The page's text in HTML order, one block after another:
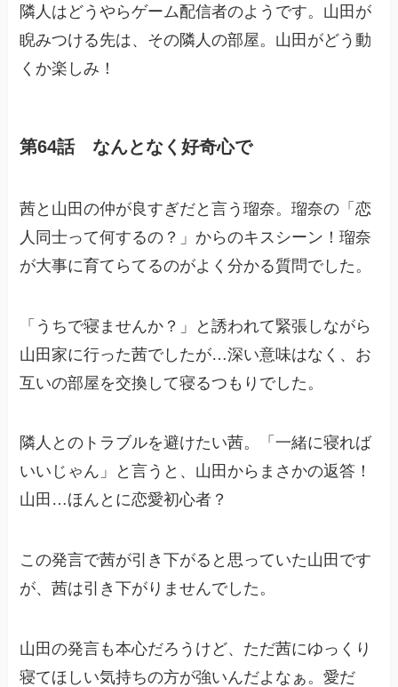
隣人はどうやらゲーム配信者のようです。山田が
睨みつける先は、その隣人の部屋。山田がどう動
くか楽しみ！
第64話 なんとなく好奇心で
茜と山田の仲が良すぎだと言う瑠奈。瑠奈の「恋
人同士って何するの？」からのキスシーン！瑠奈
が大事に育てらてるのがよく分かる質問でした。
「うちで寝ませんか？」と誘われて緊張しながら
山田家に行った茜でしたが…深い意味はなく、お
互いの部屋を交換して寝るつもりでした。
隣人とのトラブルを避けたい茜。「一緒に寝れば
いいじゃん」と言うと、山田からまさかの返答！
山田…ほんとに恋愛初心者？
この発言で茜が引き下がると思っていた山田です
が、茜は引き下がりませんでした。
山田の発言も本心だろうけど、ただ茜にゆっくり
寝てほしい気持ちの方が強いんだよなぁ。愛だ